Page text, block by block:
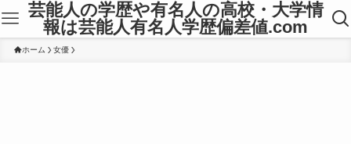
芸能人の学歴や有名人の高校・大学情
報は芸能人有名人学歴偏差値.com
ホーム 女優